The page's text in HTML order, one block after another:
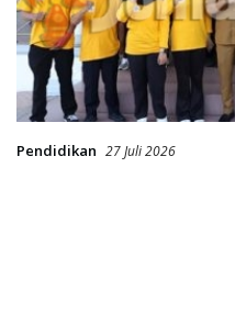
Pendidikan 27 Juli 2026